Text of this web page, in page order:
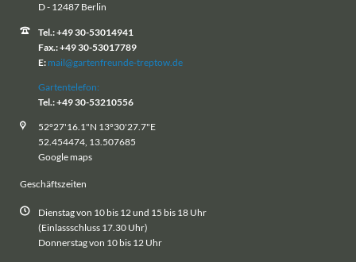
D - 12487 Berlin
Tel.: +49 30-53014941
Fax.: +49 30-53017789
E: mail@gartenfreunde-treptow.de
Gartentelefon:
Tel.: +49 30-53210556
52°27'16.1"N 13°30'27.7"E
52.454474, 13.507685
Google maps
Geschäftszeiten
Dienstag von 10 bis 12 und 15 bis 18 Uhr
(Einlassschluss 17.30 Uhr)
Donnerstag von 10 bis 12 Uhr